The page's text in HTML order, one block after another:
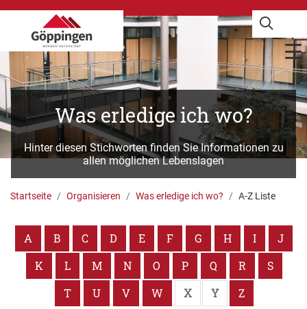
Was erledige ich wo?
Hinter diesen Stichworten finden Sie Informationen zu
allen möglichen Lebenslagen
Startseite Organisieren Was erledige ich wo? A-Z Liste
A B C D E F G H I
J
K
L M N O P Q R
S
T
U V W X Y Z